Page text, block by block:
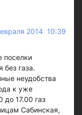
2014 10:39
поселки
без газа.
неудобства
к уже
17.00 газ
Сабинская,